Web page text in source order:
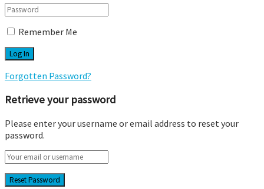
Remember Me
Forgotten Password?
Retrieve your password
Please enter your username or email address to reset your
password.